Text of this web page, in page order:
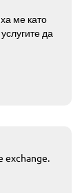
ме като
да
exchange.